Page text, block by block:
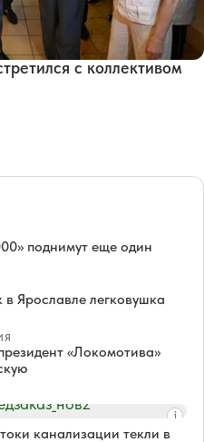
с коллективом
поднимут еще один
Ярославле легковушка
«Локомотива»
канализации текли в